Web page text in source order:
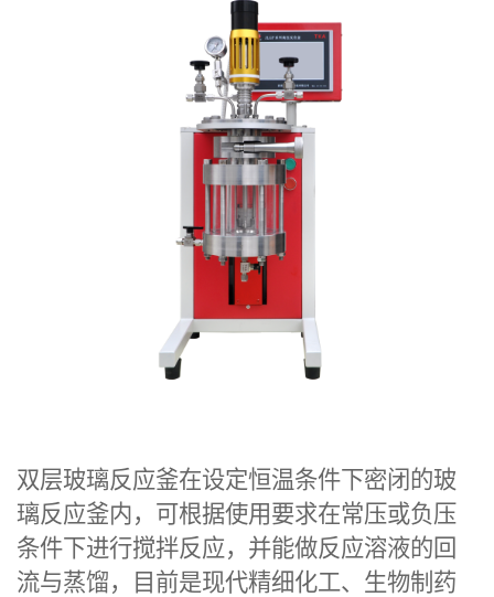
双层玻璃反应釜在设定恒温条件下密闭的玻
璃反应釜内，可根据使用要求在常压或负压
条件下进行搅拌反应，并能做反应溶液的回
流与蒸馏，目前是现代精细化工、生物制药